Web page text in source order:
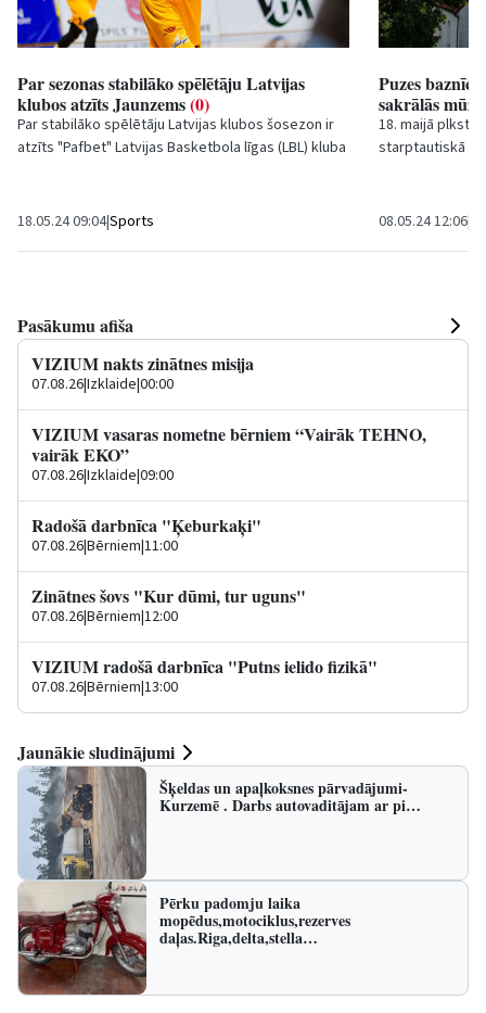
Par sezonas stabilāko spēlētāju Latvijas
klubos atzīts Jaunzems(0)
Par stabilāko spēlētāju Latvijas klubos šosezon ir
atzīts "Pafbet" Latvijas Basketbola līgas (LBL) kluba
18.05.24 09:04|Sports
Puzes
sakrālās
18. maijā plkst.
starptautiskā
08.05.24 12:06|
Pasākumu afiša
VIZIUM nakts zinātnes misija
07.08.26|Izklaide|00:00
VIZIUM vasaras nometne bērniem “Vairāk TEHNO,
vairāk EKO”
07.08.26|Izklaide|09:00
Radošā darbnīca "Ķeburkaķi"
07.08.26|Bērniem|11:00
Zinātnes šovs "Kur dūmi, tur uguns"
07.08.26|Bērniem|12:00
VIZIUM radošā darbnīca "Putns ielido fizikā"
07.08.26|Bērniem|13:00
Jaunākie sludinājumi
Šķeldas un apaļkoksnes pārvadājumi-
Kurzemē . Darbs autovaditājam ar pi…
Pērku padomju laika
mopēdus,motociklus,rezerves
daļas.Riga,delta,stella…